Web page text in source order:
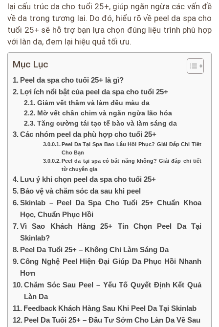
lại cấu trúc da cho tuổi 25+, giúp ngăn ngừa các vấn đề
về da trong tương lai. Do đó, hiểu rõ về peel da spa cho
tuổi 25+ sẽ hỗ trợ bạn lựa chọn đúng liệu trình phù hợp
với làn da, đem lại hiệu quả tối ưu.
Mục Lục
Peel da spa cho tuổi 25+ là gì?
Lợi ích nổi bật của peel da spa cho tuổi 25+
Giảm vết thâm và làm đều màu da
Mờ vết chân chim và ngăn ngừa lão hóa
Tăng cường tái tạo tế bào và làm sáng da
Các nhóm peel da phù hợp cho tuổi 25+
Peel Da Tại Spa Bao Lâu Hồi Phục? Giải Đáp Chi Tiết
Cho Bạn
Peel da tại spa có bắt nắng không? Giải đáp chi tiết
từ chuyên gia
Lưu ý khi chọn peel da spa cho tuổi 25+
Bảo vệ và chăm sóc da sau khi peel
Skinlab – Peel Da Spa Cho Tuổi 25+ Chuẩn Khoa
Học, Chuẩn Phục Hồi
Vì Sao Khách Hàng 25+ Tin Chọn Peel Da Tại
Skinlab?
Peel Da Tuổi 25+ – Không Chỉ Làm Sáng Da
Công Nghệ Peel Hiện Đại Giúp Da Phục Hồi Nhanh
Hơn
Chăm Sóc Sau Peel – Yếu Tố Quyết Định Kết Quả
Làn Da
Feedback Khách Hàng Sau Khi Peel Da Tại Skinlab
Peel Da Tuổi 25+ – Đầu Tư Sớm Cho Làn Da Về Sau